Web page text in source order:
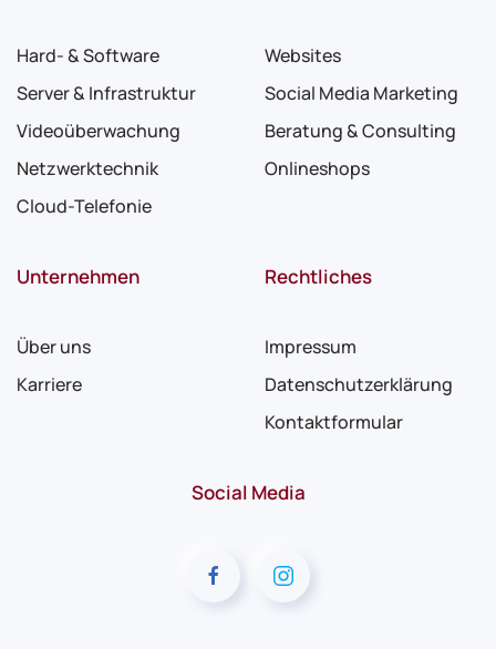
Hard- & Software
Server & Infrastruktur
Videoüberwachung
Netzwerktechnik
Cloud-Telefonie
Websites
Social Media Marketing
Beratung & Consulting
Onlineshops
Unternehmen
Über uns
Karriere
Rechtliches
Impressum
Datenschutzerklärung
Kontaktformular
Social Media